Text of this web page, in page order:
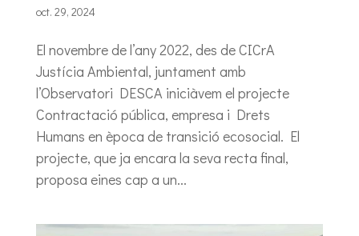
oct. 29, 2024
El novembre de l’any 2022, des de CICrA
Justícia Ambiental, juntament amb
l’Observatori DESCA iniciàvem el projecte
Contractació pública, empresa i Drets
Humans en època de transició ecosocial. El
projecte, que ja encara la seva recta final,
proposa eines cap a un...